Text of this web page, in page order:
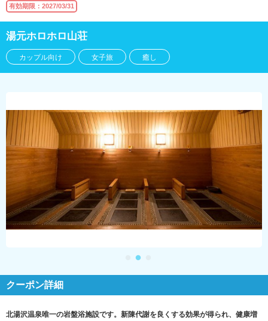
有効期限：2027/03/31
湯元ホロホロ山荘
カップル向け 女子旅 癒し
クーポン詳細
北湯沢温泉唯一の岩盤浴施設です。新陳代謝を良くする効果が得られ、健康増